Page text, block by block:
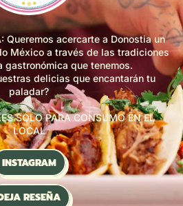
Queremos acercarte a Donostia un
México a través de las tradiciones
gastronómica que tenemos.
delicias que encantarán tu
paladar?
SOLO PARA CONSUMO EN EL
LOCAL
INSTAGRAM
RESEÑA